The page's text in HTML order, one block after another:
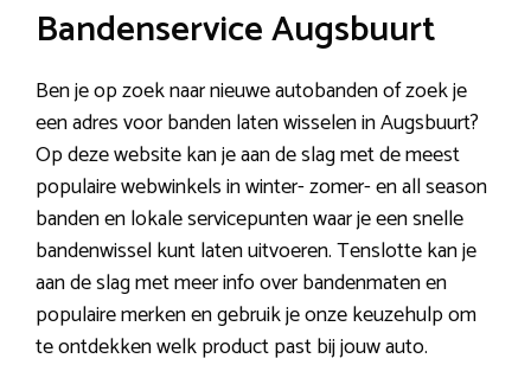
Bandenservice Augsbuurt
Ben je op zoek naar nieuwe autobanden of zoek je
een adres voor banden laten wisselen in Augsbuurt?
Op deze website kan je aan de slag met de meest
populaire webwinkels in winter- zomer- en all season
banden en lokale servicepunten waar je een snelle
bandenwissel kunt laten uitvoeren. Tenslotte kan je
aan de slag met meer info over bandenmaten en
populaire merken en gebruik je onze keuzehulp om
te ontdekken welk product past bij jouw auto.